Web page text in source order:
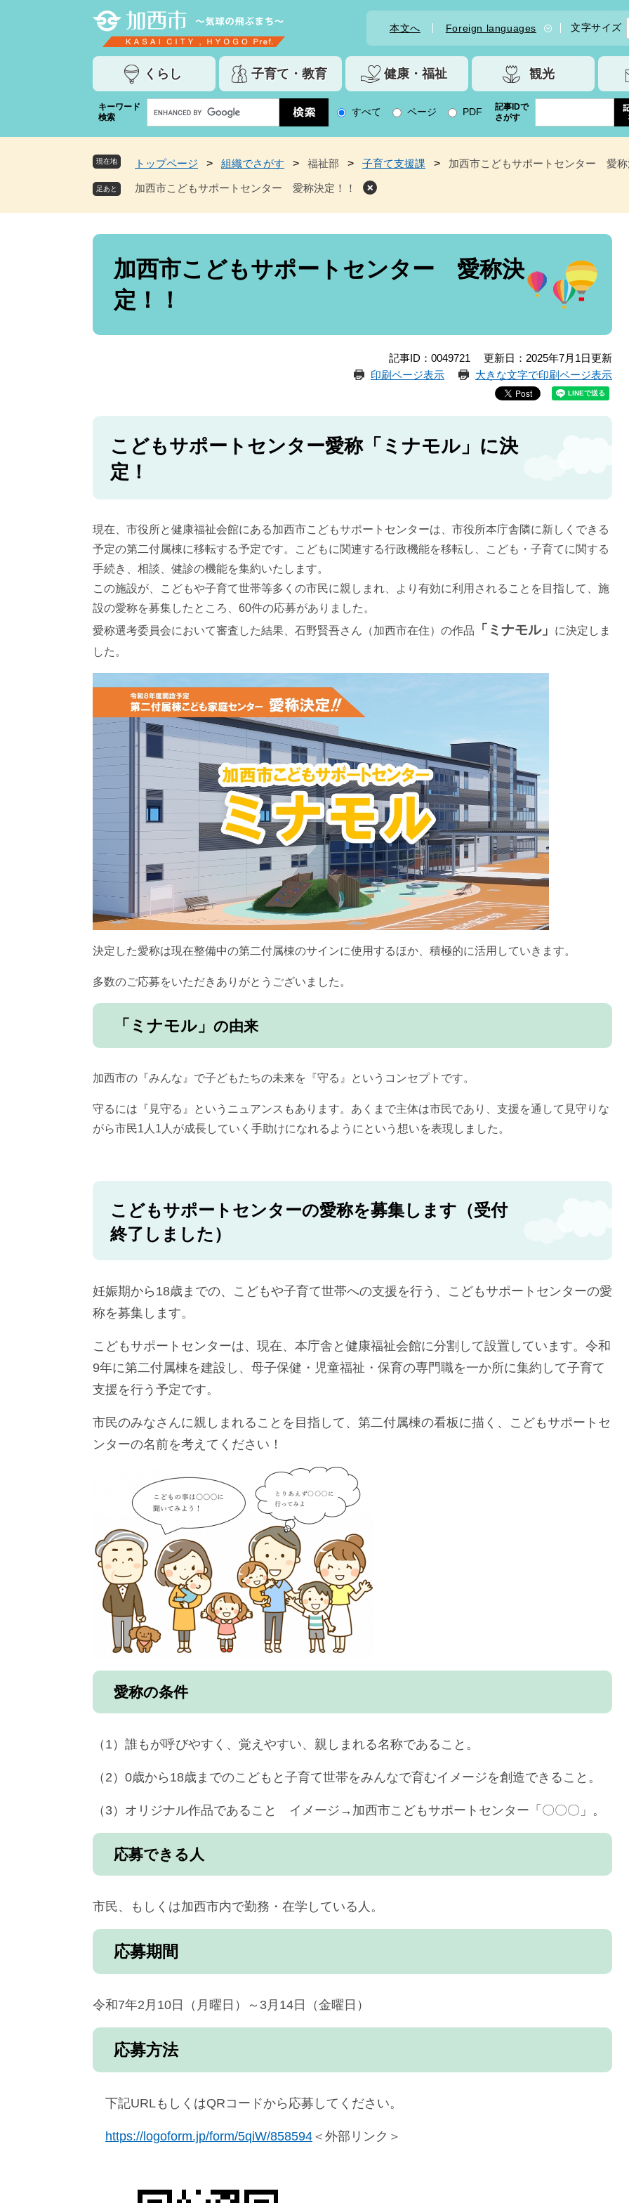
本文へ Foreign languages 文字サイズ
くらし 子育て・教育 健康・福祉 観光
キーワード
検索
o
l
カ
索
すべて ページ PDF
記事IDで
さがす
現在地 トップページ > 組織でさがす > 福祉部 > 子育て支援課 > 加西市こどもサポートセンター 愛
加西市こどもサポートセンター 愛称決定！！
本
加西市こどもサポートセンター 愛称決
定！！
記事ID：0049721
更新日：2025年7月1日更新
印刷ページ表示
大きな文字で印刷ページ表示
こどもサポートセンター愛称「ミナモル」 に決
定！
現在、市役所と健康福祉会館にある加西市こどもサポートセンターは、市役所本庁舎隣に新しくできる
予定の第二付属棟に移転する予定です。こどもに関連する行政機能を移転し、こども・子育てに関する
手続き、相談、健診の機能を集約いたします。
この施設が、こどもや子育て世帯等多くの市民に親しまれ、より有効に利用されることを目指して、施
設の愛称を募集したところ、60件の応募がありました。
愛称選考委員会において審査した結果、石野賢吾さん（加西市在住）の作品
「ミナモル」
に決定しま
した。
決定した愛称は現在整備中の第二付属棟のサインに使用するほか、積極的に活用していきます。
多数のご応募をいただきありがとうございました。
「ミナモル」 の由来
​加西市の『みんな』で子どもたちの未来を『守る』というコンセプトです。
守るには『見守る』というニュアンスもあります。あくまで主体は市民であり、支援を通して見守りな
がら市民1人1人が成長していく手助けになれるようにという想いを表現しました。
こどもサポートセンターの愛称を募集します（受付
終了しました）
妊娠期から18歳までの、こどもや子育て世帯への支援を行う、こどもサポートセンターの愛
称を募集します。
こどもサポートセンターは、現在、本庁舎と健康福祉会館に分割して設置しています。令和
9年に第二付属棟を建設し、母子保健・児童福祉・保育の専門職を一か所に集約して子育て
支援を行う予定です。
市民のみなさんに親しまれることを目指して、第二付属棟の看板に描く、こどもサポートセ
ンターの名前を考えてください！
愛称の条件
（1）誰もが呼びやすく、覚えやすい、親しまれる名称であること。
（2）0歳から18歳までのこどもと子育て世帯をみんなで育むイメージを創造できること。
（3）オリジナル作品であること イメージ→加西市こどもサポートセンター「〇〇〇」。
応募できる人
市民、もしくは加西市内で勤務・在学している人。
応募期間
令和7年2月10日（月曜日）～3月14日（金曜日）
応募方法
下記URLもしくはQRコードから応募してください。
https://logoform.jp/form/5qiW/858594 ＜外部リンク＞